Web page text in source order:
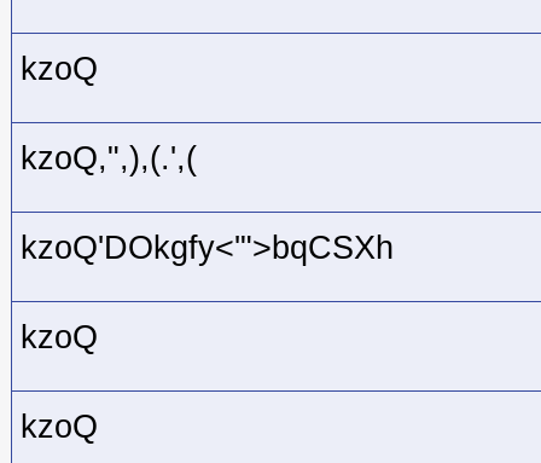
kzoQ
kzoQ,",),(.',(
kzoQ'DOkgfy<'">bqCSXh
kzoQ
kzoQ